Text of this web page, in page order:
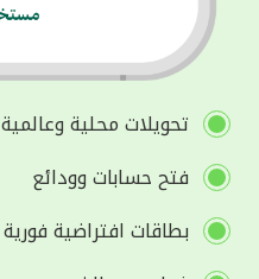
تحويلات محلية وعالمية
فتح حسابات وودائع
بطاقات افتراضية فورية